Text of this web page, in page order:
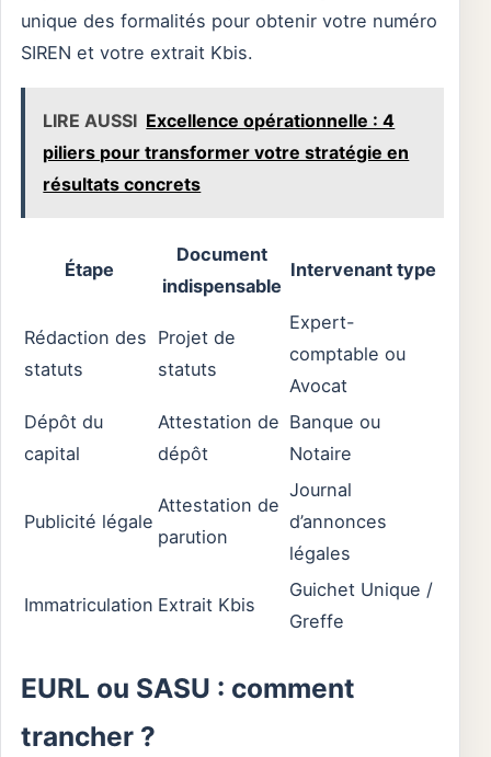
unique des formalités pour obtenir votre numéro
SIREN et votre extrait Kbis.
LIRE AUSSI Excellence opérationnelle : 4
piliers pour transformer votre stratégie en
résultats concrets
Étape
Document
indispensable
Intervenant type
Rédaction des
statuts
Projet de
statuts
Expert-
comptable ou
Avocat
Dépôt du
capital
Attestation de
dépôt
Banque ou
Notaire
Publicité légale
Attestation de
parution
Journal
d’annonces
légales
Immatriculation Extrait Kbis
Guichet Unique /
Greffe
EURL ou SASU : comment
trancher ?